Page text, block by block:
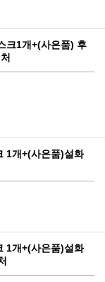
크1개+(사은품) 후
1개+(사은품)설화
1개+(사은품)설화